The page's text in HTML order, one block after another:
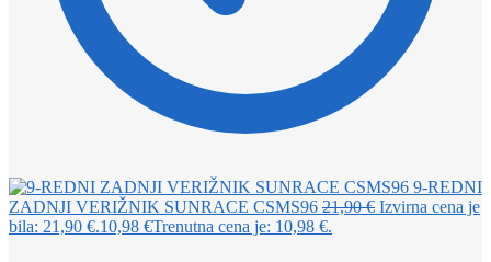
9-REDNI
ZADNJI VERIŽNIK SUNRACE CSMS96 21,90€ Izvirna cena je
bila: 21,90 €.10,98 €Trenutna cena je: 10,98 €.